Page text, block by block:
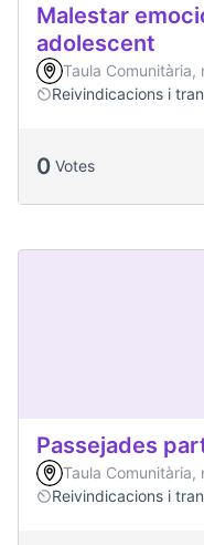
Malestar
adolescent
Taula Comunitària,
Reivindicacions i
0 Votes
Passejades
Taula Comunitària,
Reivindicacions i